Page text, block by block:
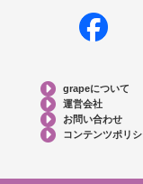
grapeについて
運営会社
お問い合わせ
コンテンツポリ